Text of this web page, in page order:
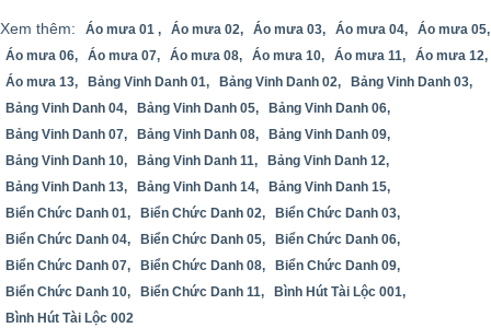
Xem thêm: Áo mưa 01 , Áo mưa 02, Áo mưa 03, Áo mưa 04,
Áo mưa 05,
Áo mưa 06,
Áo mưa 07, Áo mưa 08, Áo mưa 10, Áo mưa 11,
Áo mưa 12,
Áo mưa 13,
Bảng Vinh Danh 01, Bảng Vinh Danh 02,
Bảng Vinh Danh 03,
Bảng Vinh Danh 04,
Bảng Vinh Danh 05,
Bảng Vinh Danh 06,
Bảng Vinh Danh 07,
Bảng Vinh Danh 08,
Bảng Vinh Danh 09,
Bảng Vinh Danh 10,
Bảng Vinh Danh 11,
Bảng Vinh Danh 12,
Bảng Vinh Danh 13,
Bảng Vinh Danh 14,
Bảng Vinh Danh 15,
Biển Chức Danh 01,
Biển Chức Danh 02,
Biển Chức Danh 03,
Biển Chức Danh 04,
Biển Chức Danh 05,
Biển Chức Danh 06,
Biển Chức Danh 07,
Biển Chức Danh 08,
Biển Chức Danh 09,
Biển Chức Danh 10,
Biển Chức Danh 11,
Bình Hút Tài Lộc 001,
Bình Hút Tài Lộc 002